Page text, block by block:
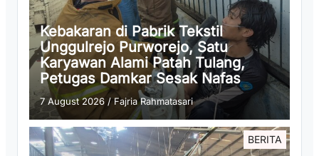
Kebakaran di Pabrik Tekstil
Unggulrejo Purworejo, Satu
Karyawan Alami Patah Tulang,
Petugas Damkar Sesak Nafas
7 August 2026 /Fajria Rahmatasari
BERITA